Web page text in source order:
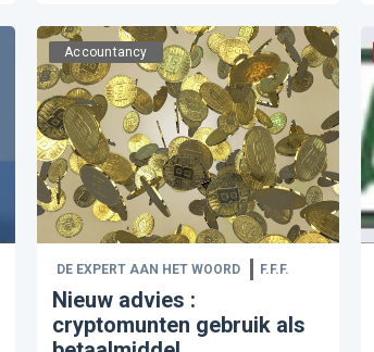
Accountancy
DE EXPERT AAN HET WOORD F.F.F.
Nieuw advies :
cryptomunten gebruik als